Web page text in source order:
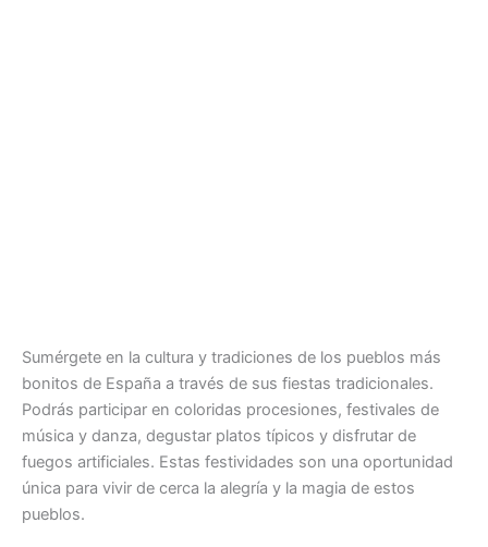
Sumérgete en la cultura y tradiciones de los pueblos más
bonitos de España a través de sus fiestas tradicionales.
Podrás participar en coloridas procesiones, festivales de
música y danza, degustar platos típicos y disfrutar de
fuegos artificiales. Estas festividades son una oportunidad
única para vivir de cerca la alegría y la magia de estos
pueblos.